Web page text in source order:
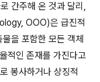
간주해 온 것과 달리,
OOO)은 급진적
을 포함한 모든 객체
적인 존재를 가진다고
봉사하거나 상징적